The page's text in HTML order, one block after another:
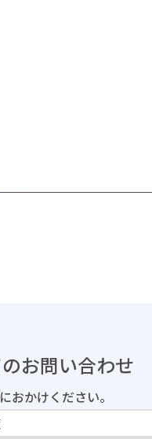
お問い合わせ
おかけください。